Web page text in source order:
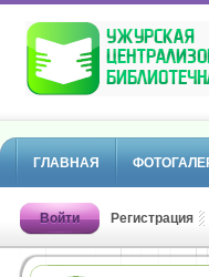
ГЛАВНАЯ
Войти Регистрация